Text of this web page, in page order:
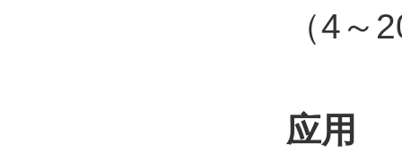
（4～
应用